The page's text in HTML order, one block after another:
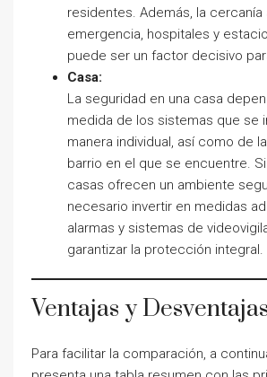
residentes. Además, la
emergencia, hospitales y
puede ser un factor decisivo
Casa:
La seguridad en una casa
medida de los sistemas que se
manera individual, así como de
barrio en el que se encuentre.
casas ofrecen un ambiente
necesario invertir en medidas
alarmas y sistemas de
garantizar la protección integral.
Ventajas y Desventajas
Para facilitar la comparación, a